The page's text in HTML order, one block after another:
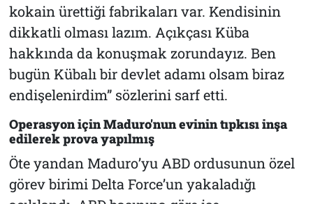
kokain ürettiği fabrikaları var. Kendisinin
dikkatli olması lazım. Açıkçası Küba
hakkında da konuşmak zorundayız. Ben
bugün Kübalı bir devlet adamı olsam biraz
endişelenirdim” sözlerini sarf etti.
Operasyon için Maduro'nun evinin tıpkısı inşa
edilerek prova yapılmış
Öte yandan Maduro’yu ABD ordusunun özel
görev birimi Delta Force’un yakaladığı